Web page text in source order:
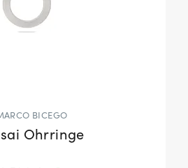
BICEGO
Ohrringe